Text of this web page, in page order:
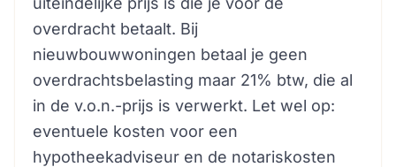
overdracht betaalt. Bij
nieuwbouwwoningen betaal je geen
overdrachtsbelasting maar 21% btw, die al
in de v.o.n.-prijs is verwerkt. Let wel op:
eventuele kosten voor een
hypotheekadviseur en de notariskosten